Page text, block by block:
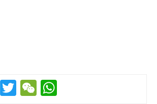
Facebook
TwitterWeChat